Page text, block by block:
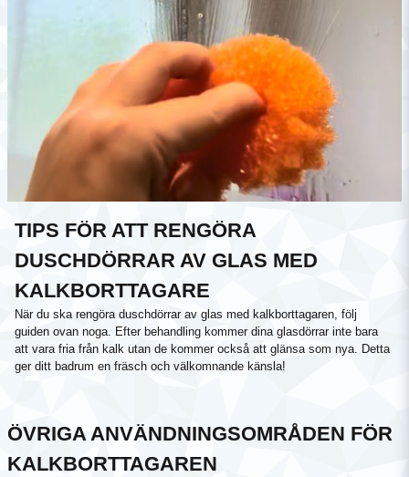
TIPS FÖR ATT RENGÖRA
DUSCHDÖRRAR AV GLAS MED
KALKBORTTAGARE
När du ska rengöra duschdörrar av glas med kalkborttagaren, följ
guiden ovan noga. Efter behandling kommer dina glasdörrar inte bara
att vara fria från kalk utan de kommer också att glänsa som nya. Detta
ger ditt badrum en fräsch och välkomnande känsla!
ÖVRIGA ANVÄNDNINGSOMRÅDEN FÖR
KALKBORTTAGAREN